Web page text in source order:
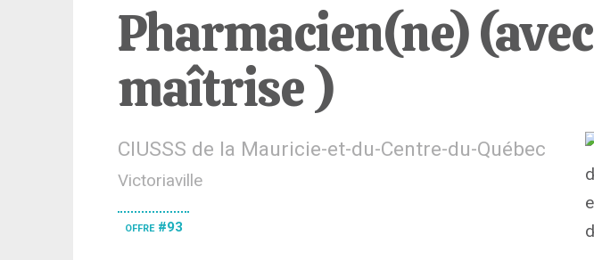
Pharmacien(ne) (avec
maîtrise )
CIUSSS de la Mauricie-et-du-Centre-du-Québec
Victoriaville
offre #93